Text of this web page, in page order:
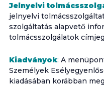
Jelnyelvi
jelnyelvi
szolgáltatás alapvető
tolmácsszolgálatok
Kiadványok: A
Személyek
kiadásában korábban